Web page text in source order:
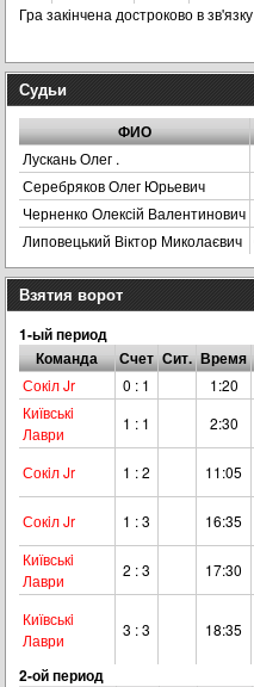
Гра закінчена достроково в
Судьи
ФИО
Лускань Олег .
Серебряков Олег Юрьевич
Черненко Олексій Валентинович
Липовецький Віктор Миколаєвич
Взятия ворот
1-ый период
Команда
Счет Сит. Время
Сокiл Jr 0 : 1 1:20
Київськi
Лаври
1 : 1 2:30
Сокiл Jr 1 : 2 11:05
Сокiл Jr 1 : 3 16:35
Київськi
Лаври
2 : 3 17:30
Київськi
Лаври
3 : 3 18:35
2-ой период